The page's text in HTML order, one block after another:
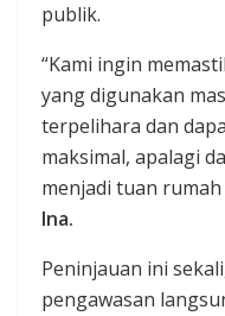
publik.
“Kami ingin
yang digunakan
terpelihara dan
maksimal, apalagi
menjadi tuan
Ina.
Peninjauan ini
pengawasan